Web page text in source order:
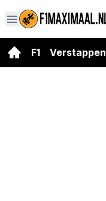
F1 Verstappen